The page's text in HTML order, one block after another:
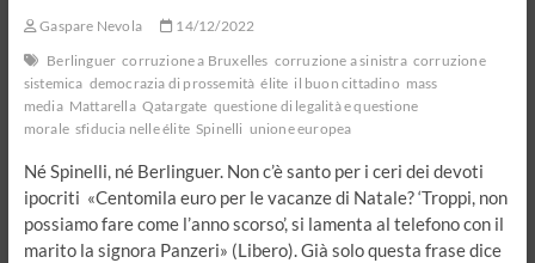
Gaspare Nevola
14/12/2022
Berlinguer corruzione a Bruxelles corruzione a sinistra corruzione
sistemica democrazia di prossemità élite il buon cittadino mass
media Mattarella Qatargate questione di legalità e questione
morale sfiducia nelle élite Spinelli unione europea
Né Spinelli, né Berlinguer. Non c’è santo per i ceri dei devoti
ipocriti «Centomila euro per le vacanze di Natale? ‘Troppi, non
possiamo fare come l’anno scorso’, si lamenta al telefono con il
marito la signora Panzeri» (Libero). Già solo questa frase dice